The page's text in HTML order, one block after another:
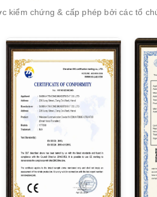
kiểm chứng & cấp phép bởi các tổ